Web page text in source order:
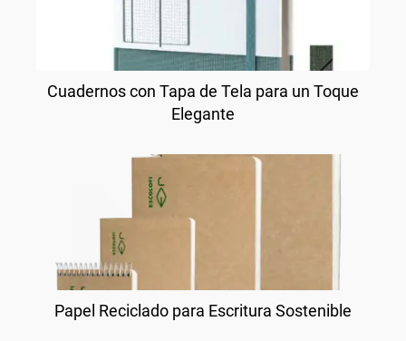
Cuadernos con Tapa de Tela para un Toque
Elegante
Papel Reciclado para Escritura Sostenible